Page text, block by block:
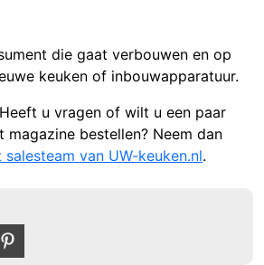
die gaat verbouwen en op
keuken of inbouwapparatuur.
u vragen of wilt u een paar
magazine bestellen? Neem dan
salesteam van UW-keuken.nl.